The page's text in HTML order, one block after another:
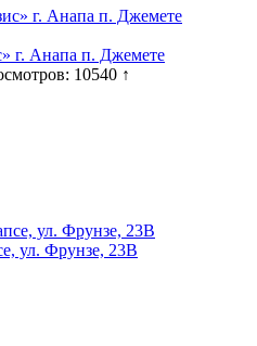
г. Анапа п. Джемете
10540 ↑
ул. Фрунзе, 23В